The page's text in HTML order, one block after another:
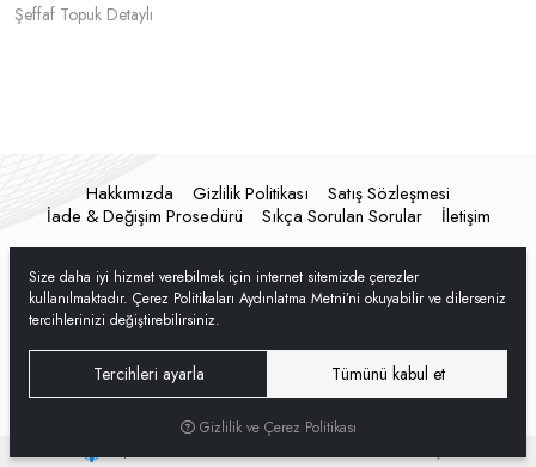
Şeffaf Topuk Detaylı
Hakkımızda Gizlilik Politikası
Satış Sözleşmesi
İade & Değişim Prosedürü
Sıkça Sorulan Sorular İletişim
Size daha iyi hizmet verebilmek için internet sitemizde çerezler
kullanılmaktadır. Çerez Politikaları Aydınlatma Metni’ni okuyabilir ve dilerseniz
tercihlerinizi değiştirebilirsiniz.
Tercihleri ayarla Tümünü kabul et
Gizlilik ve Çerez Politikası